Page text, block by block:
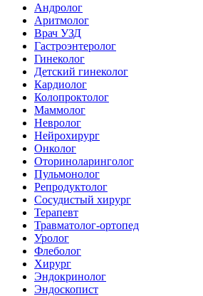
Андролог
Аритмолог
Врач УЗД
Гастроэнтеролог
Гинеколог
Детский гинеколог
Кардиолог
Колопроктолог
Маммолог
Невролог
Нейрохирург
Онколог
Оториноларинголог
Пульмонолог
Репродуктолог
Сосудистый хирург
Терапевт
Травматолог-ортопед
Уролог
Флеболог
Хирург
Эндокринолог
Эндоскопист